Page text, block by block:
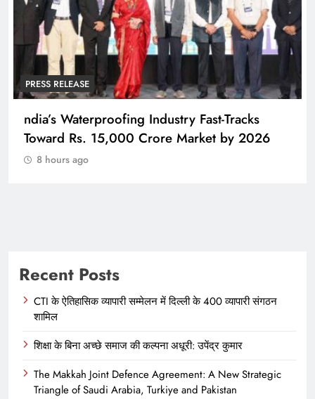
Tracks
by 2026
PRESS RELEASE
FireCompass AI Agent Reaches
HackerOne, Signalling a New
Recent Posts
CTI के ऐतिहासिक व्यापारी सम्मेलन में दिल्ली के 400 व्यापारी संगठन
शामिल
शिक्षा के बिना अच्छे समाज की कल्पना अधूरी: उपेंद्र कुमार
The Makkah Joint Defence Agreement: A New Strategic
Triangle of Saudi Arabia, Turkiye and Pakistan